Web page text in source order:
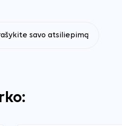
savo atsiliepimą